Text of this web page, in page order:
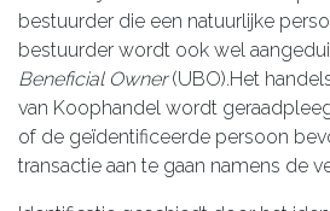
bestuurder die een natuurlijke
bestuurder wordt ook wel
Beneficial Owner(UBO).Het
van Koophandel wordt
of de geïdentificeerde persoon
transactie aan te gaan namens de